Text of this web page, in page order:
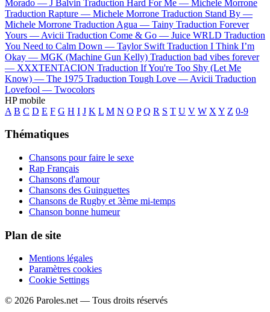
Morado — J Balvin Traduction Hard For Me — Michele Morrone
Traduction Rapture — Michele Morrone Traduction Stand By —
Michele Morrone Traduction Agua — Tainy Traduction Forever
Yours — Avicii Traduction Come & Go — Juice WRLD Traduction
You Need to Calm Down — Taylor Swift Traduction I Think I’m
Okay — MGK (Machine Gun Kelly) Traduction bad vibes forever
— XXXTENTACION Traduction If You're Too Shy (Let Me
Know) — The 1975 Traduction Tough Love — Avicii Traduction
Lovefool — Twocolors
HP mobile
A B C D E F G H I J K L M N O P Q R S T U V W X Y Z 0-9
Thématiques
Chansons pour faire le sexe
Rap Français
Chansons d'amour
Chansons des Guinguettes
Chansons de Rugby et 3ème mi-temps
Chanson bonne humeur
Plan de site
Mentions légales
Paramètres cookies
Cookie Settings
© 2026 Paroles.net — Tous droits réservés